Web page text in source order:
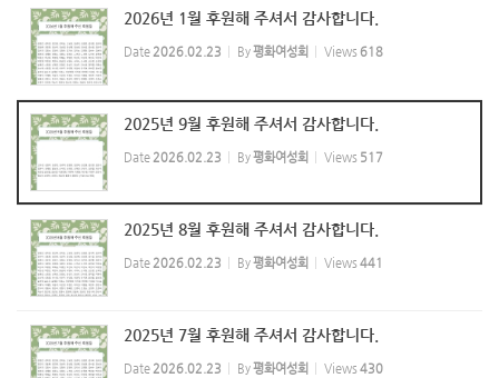
2026년 1월 후원해 주셔서 감사합니다.
Date 2026.02.23 By평화여성회 Views 618
2025년 9월 후원해 주셔서 감사합니다.
Date 2026.02.23 By평화여성회 Views 517
2025년 8월 후원해 주셔서 감사합니다.
Date 2026.02.23 By평화여성회 Views 441
2025년 7월 후원해 주셔서 감사합니다.
Date 2026.02.23 By평화여성회 Views 430